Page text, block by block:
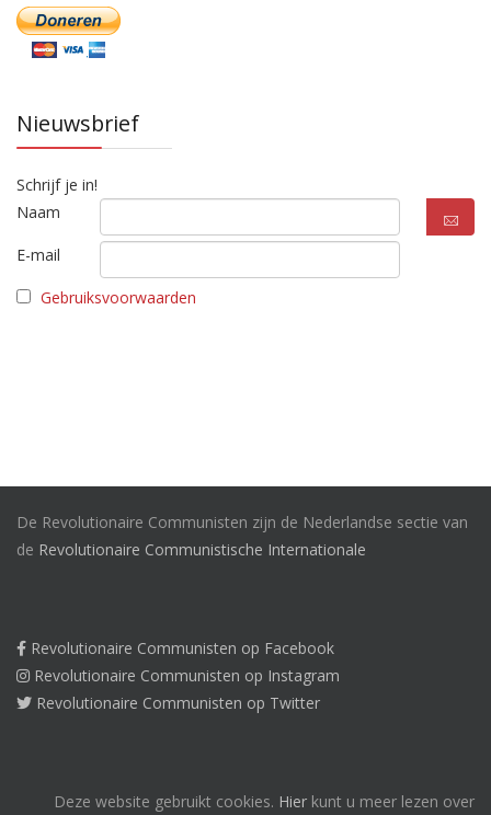
Nieuwsbrief
Schrijf je in!
Naam
E-mail
Gebruiksvoorwaarden
De Revolutionaire Communisten zijn de Nederlandse sectie van
de Revolutionaire Communistische Internationale
Revolutionaire Communisten op Facebook
Revolutionaire Communisten op Instagram
Revolutionaire Communisten op Twitter
Deze website gebruikt cookies. Hier kunt u meer lezen over